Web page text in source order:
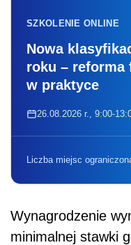
SZKOLENIE ONLINE
Nowa
roku – reforma
w praktyce
26.08.2026 r., 9:00-
Liczba miejsc
Wynagrodzenie
minimalnej stawki